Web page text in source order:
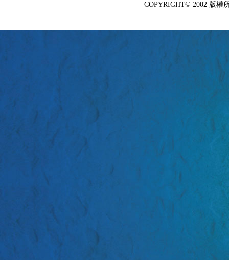
COPYRIGHT© 2002 版權